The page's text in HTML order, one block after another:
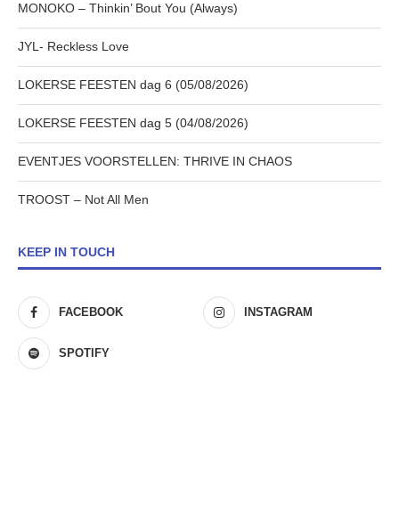
MONOKO – Thinkin’ Bout You (Always)
JYL- Reckless Love
LOKERSE FEESTEN dag 6 (05/08/2026)
LOKERSE FEESTEN dag 5 (04/08/2026)
EVENTJES VOORSTELLEN: THRIVE IN CHAOS
TROOST – Not All Men
KEEP IN TOUCH
FACEBOOK INSTAGRAM
SPOTIFY